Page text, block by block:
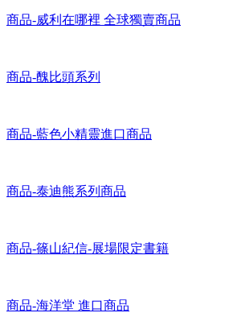
商品-威利在哪裡 全球獨賣商品
商品-醜比頭系列
商品-藍色小精靈進口商品
商品-泰迪熊系列商品
商品-篠山紀信-展場限定書籍
商品-海洋堂 進口商品